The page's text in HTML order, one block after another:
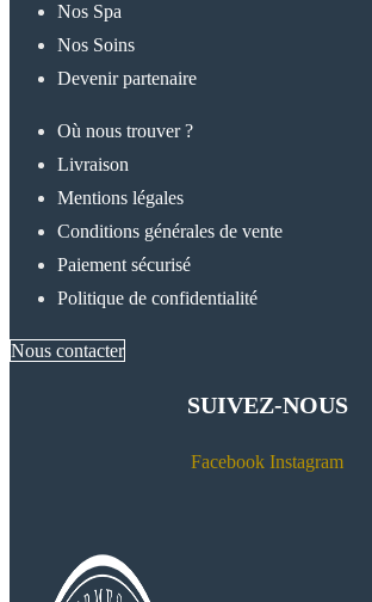
Nos Spa
Nos Soins
Devenir partenaire
Où nous trouver ?
Livraison
Mentions légales
Conditions générales de vente
Paiement sécurisé
Politique de confidentialité
Nous contacter
SUIVEZ-NOUS
Facebook Instagram